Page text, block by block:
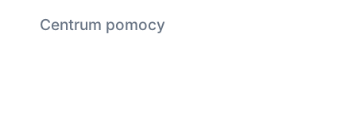
Centrum pomocy